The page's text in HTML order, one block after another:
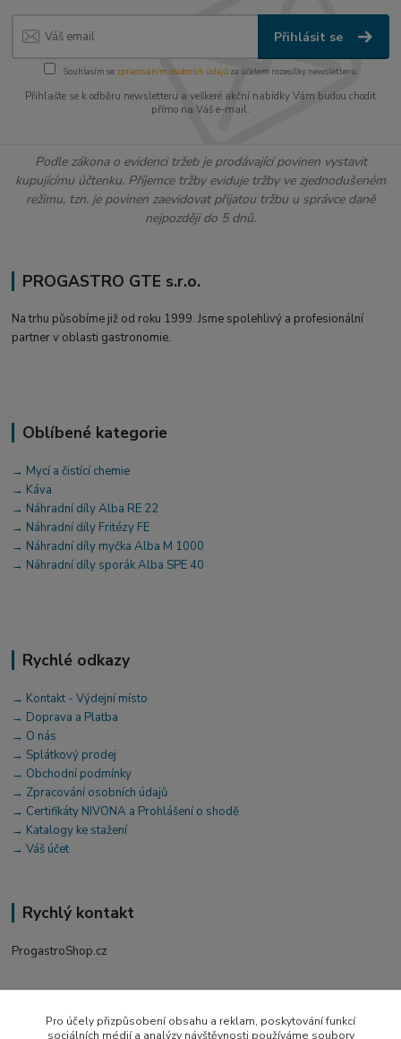
Přihlásit se
Souhlasím se zpracováním osobních údajůza účelem rozesílky newsletteru.
Přihlašte se k odběru newsletteru a veškeré akční nabídky Vám budou chodit
přímo na Váš e-mail.
Podle zákona o evidenci tržeb je prodávající povinen vystavit
kupujícímu účtenku. Příjemce tržby eviduje tržby ve zjednodušeném
režimu, tzn. je povinen zaevidovat přijatou tržbu u správce daně
nejpozději do 5 dnů.
PROGASTRO GTE s.r.o.
Na trhu působíme již od roku 1999. Jsme spolehlivý a profesionální
partner v oblasti gastronomie.
Oblíbené kategorie
→ Mycí a čistící chemie
→ Káva
→ Náhradní díly Alba RE 22
→ Náhradní díly Fritézy FE
→ Náhradní díly myčka Alba M 1000
→ Náhradní díly sporák Alba SPE 40
Rychlé odkazy
→ Kontakt - Výdejní místo
→ Doprava a Platba
→ O nás
→ Splátkový prodej
→ Obchodní podmínky
→ Zpracování osobních údajů
→ Certifikáty NIVONA a Prohlášení o shodě
→ Katalogy ke stažení
→ Váš účet
Rychlý kontakt
ProgastroShop.cz
+420 519 411 299
Po-Pá 7-16 hod
Pro účely přizpůsobení obsahu a reklam, poskytování funkcí
sociálních médií a analýzy návštěvnosti používáme soubory